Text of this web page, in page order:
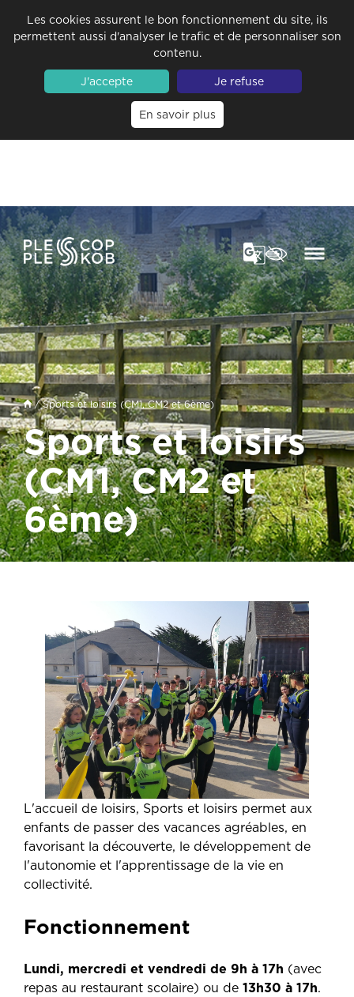
Les cookies assurent le bon fonctionnement du site, ils
permettent aussi d'analyser le trafic et de personnaliser son
contenu.
J'accepte
Je refuse
En savoir plus
/ Sports et loisirs (CM1, CM2 et 6ème)
Sports et loisirs
(CM1, CM2 et
6ème)
L'accueil de loisirs, Sports et loisirs permet aux
enfants de passer des vacances agréables, en
favorisant la découverte, le développement de
l'autonomie et l'apprentissage de la vie en
collectivité.
Fonctionnement
Lundi, mercredi et vendredi de 9h à 17h (avec
repas au restaurant scolaire) ou de 13h30 à 17h.